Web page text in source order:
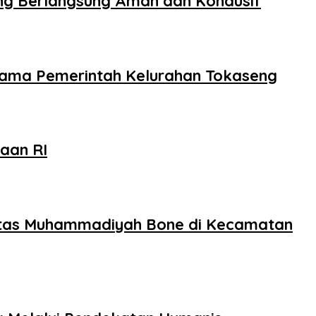
Pemerintah Kelurahan Tokaseng
RI
Muhammadiyah Bone di Kecamatan